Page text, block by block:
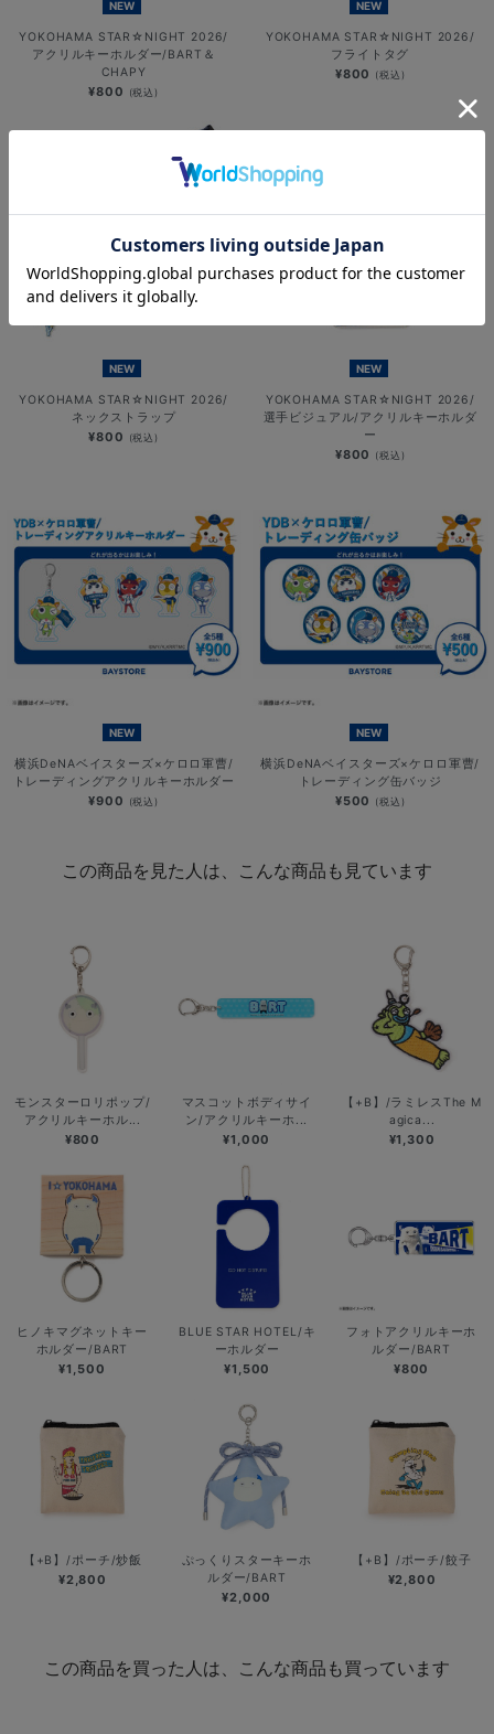
NEW
YOKOHAMA STAR☆NIGHT 2026/
アクリルキーホルダー/BART＆
CHAPY
¥800 (税込)
NEW
YOKOHAMA STAR☆NIGHT 2026/
フライトタグ
¥800 (税込)
NEW
YOKOHAMA STAR☆NIGHT 2026/
ネックストラップ
¥800 (税込)
NEW
YOKOHAMA STAR☆NIGHT 2026/
選手ビジュアル/アクリルキーホルダ
ー
¥800 (税込)
NEW
横浜DeNAベイスターズ×ケロロ軍曹/
トレーディングアクリルキーホルダー
¥900 (税込)
NEW
横浜DeNAベイスターズ×ケロロ軍曹/
トレーディング缶バッジ
¥500 (税込)
この商品を見た人は、こんな商品も見ています
モンスターロリポップ/
アクリルキーホル...
¥800
マスコットボディサイ
ン/アクリルキーホ...
¥1,000
【+B】/ラミレスThe M
agica...
¥1,300
ヒノキマグネットキー
ホルダー/BART
¥1,500
BLUE STAR HOTEL/キ
ーホルダー
¥1,500
フォトアクリルキーホ
ルダー/BART
¥800
【+B】/ポーチ/炒飯
¥2,800
ぷっくりスターキーホ
ルダー/BART
¥2,000
【+B】/ポーチ/餃子
¥2,800
この商品を買った人は、こんな商品も買っています